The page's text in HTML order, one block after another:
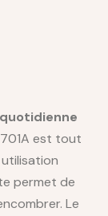
est tout
permet de
Le